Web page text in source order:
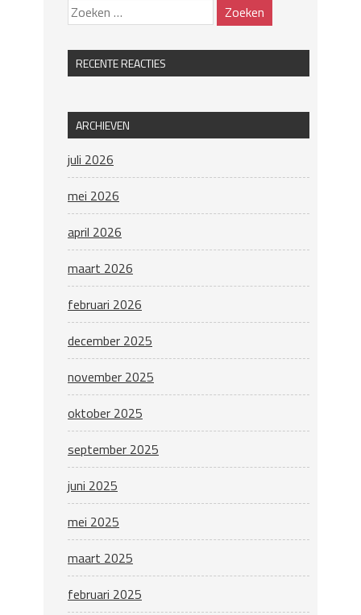
RECENTE REACTIES
ARCHIEVEN
juli 2026
mei 2026
april 2026
maart 2026
februari 2026
december 2025
november 2025
oktober 2025
september 2025
juni 2025
mei 2025
maart 2025
februari 2025